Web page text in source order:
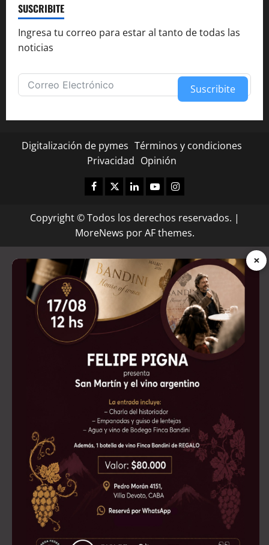
SUSCRIBITE
Ingresa tu correo para estar al tanto de todas las
noticias
Suscribite
Digitalización de pymes Términos y condiciones
Privacidad Opinión
Facebook
TwitterLinkedinYoutubeInstagram
Copyright © Todos los derechos reservados. |
MoreNews por AF themes.
×